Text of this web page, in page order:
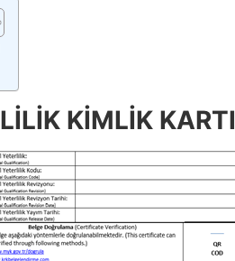
KİMLİK KARTI